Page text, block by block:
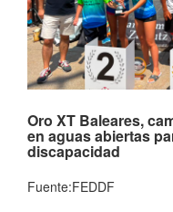
Oro XT Baleares,
en aguas abiertas
discapacidad
Fuente:FEDDF